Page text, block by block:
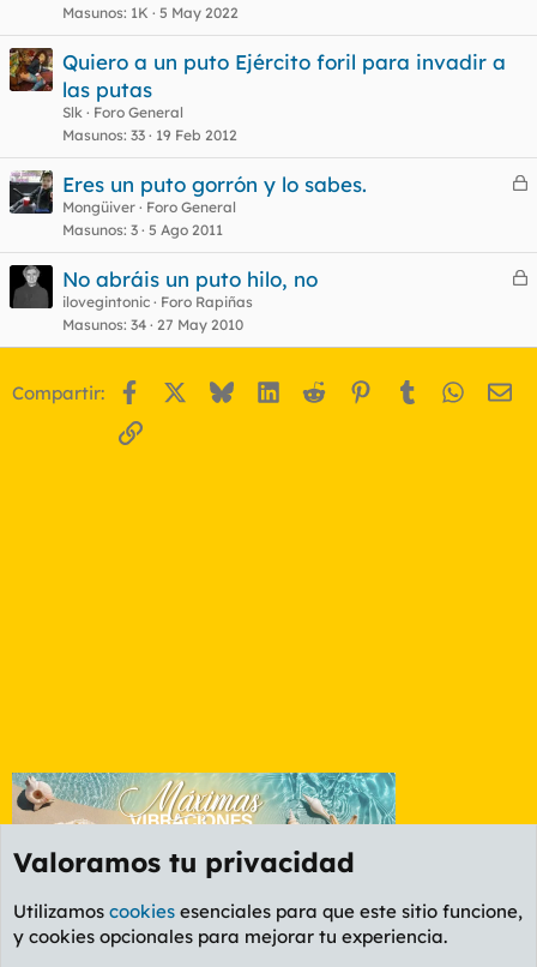
Masunos 1K 5 May 2022
Quiero a un puto Ejército foril para invadir a
las putas
Slk
Foro General
Masunos 33 19 Feb 2012
C
r
a
Eres un puto gorrón y lo sabes.
Mongüiver
Foro General
Masunos 3 5 Ago 2011
C
r
No abráis un puto hilo, no
ilovegintonic
Foro Rapiñas
Masunos 34 27 May 2010
Compartir: Facebook BlueskyLinkedIn
Reddit Pinterest
Tumblr
Enlace
Foro General
Valoramos tu privacidad
Utilizamos cookies esenciales para que este sitio funcione,
y cookies opcionales para mejorar tu experiencia.